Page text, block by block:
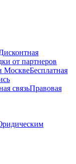
от партнеров
МосквеБесплатная
связьПравовая